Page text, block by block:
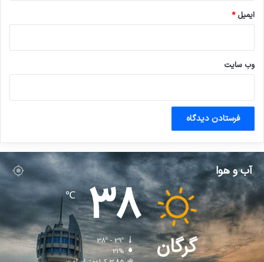
ایمیل*
وب‌ سایت
آب و هوا
گرگان
38
℃
38º - 29º
21%